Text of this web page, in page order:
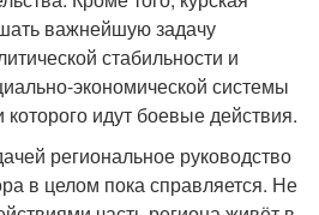
важнейшую задачу
стабильности и
экономической системы
которого идут боевые действия.
региональное руководство
в целом пока справляется. Не